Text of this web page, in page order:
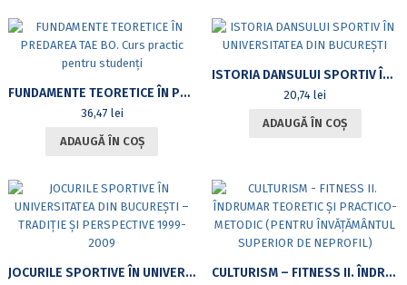
FUNDAMENTE TEORETICE ÎN PREDAREA TAE BO. CURS PRACTIC PENTRU STUDENȚI
36,47 lei
ADAUGĂ ÎN COȘ
ISTORIA DANSULUI SPORTIV ÎN UNIVERSITATEA DIN BUCUREȘTI
20,74lei
ADAUGĂ ÎN COȘ
JOCURILE SPORTIVE ÎN UNIVERSITATEA DIN BUCUREȘTI – TRADIȚIE ȘI PERSPECTIVE 1999-2009 CULTURISM – FITNESS II. ÎNDRUMAR TEORETIC ȘI PRACTICO-METODIC (PENTRU ÎNVĂȚĂMÂNTUL SUPERIOR DE NEPROFIL)